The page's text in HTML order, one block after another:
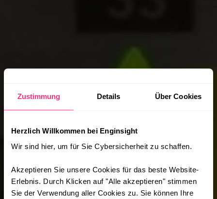
Zustimmung Details Über Cookies
Herzlich Willkommen bei Enginsight
Wir sind hier, um für Sie Cybersicherheit zu schaffen.
Akzeptieren Sie unsere Cookies für das beste Website-
Erlebnis. Durch Klicken auf "Alle akzeptieren" stimmen
Sie der Verwendung aller Cookies zu. Sie können Ihre